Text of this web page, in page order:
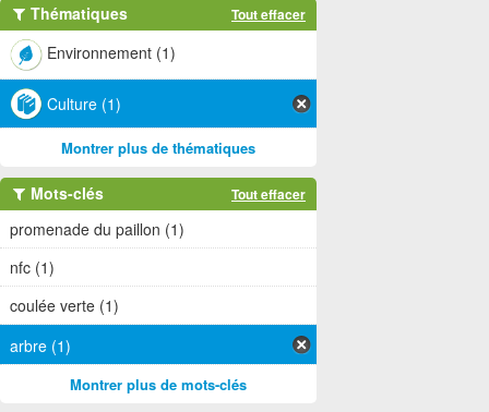
Thématiques Tout effacer
Environnement (1)
Culture (1)
Montrer plus de thématiques
Mots-clés Tout effacer
promenade du paillon (1)
nfc (1)
coulée verte (1)
arbre (1)
Montrer plus de mots-clés